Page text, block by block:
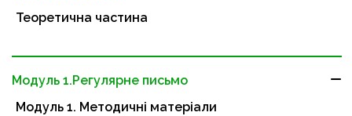
Теоретична частина
Модуль 1.Регулярне письмо
Модуль 1. Методичні матеріали